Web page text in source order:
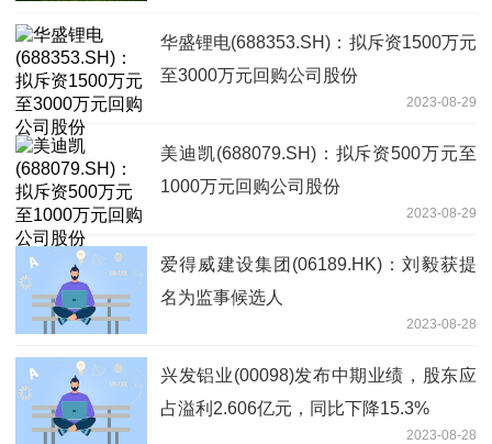
华盛锂电(688353.SH)：拟斥资1500万元
至3000万元回购公司股份
2023-08-29
美迪凯(688079.SH)：拟斥资500万元至
1000万元回购公司股份
2023-08-29
爱得威建设集团(06189.HK)：刘毅获提
名为监事候选人
2023-08-28
兴发铝业(00098)发布中期业绩，股东应
占溢利2.606亿元，同比下降15.3%
2023-08-28